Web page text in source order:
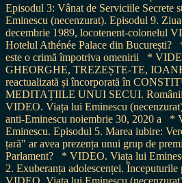
Episodul 3: Vânat de Serviciile Secrete
Eminescu (necenzurat). Episodul 9.
decembrie 1989, locotenent-colonelul
Hotelul Athénée Palace din București?
este o crimă împotriva omenirii
*
GHEORGHE, TREZEȘTE-TE,
reactualizată și încorporată în
MEDITAȚIILE UNUI SECUI.
VIDEO. Viața lui Eminescu
anti-Eminescu noiembrie 30, 2020 a
*
Eminescu. Episodul 5. Marea iubire:
țară" ar avea prezența unui grup de
Parlament?
* VIDEO. Viața lui
2. Exuberanța adolescenței.
VIDEO. Viața lui Eminescu